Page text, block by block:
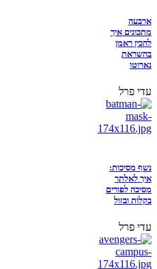
ארבעה
מתכונים איך
להכין ראמן
בהשראת
נארוטו
עדי פרל
נשף מסיכות:
איך לאלתר
מסיכה לפורים
בקלות ובזול
עדי פרל